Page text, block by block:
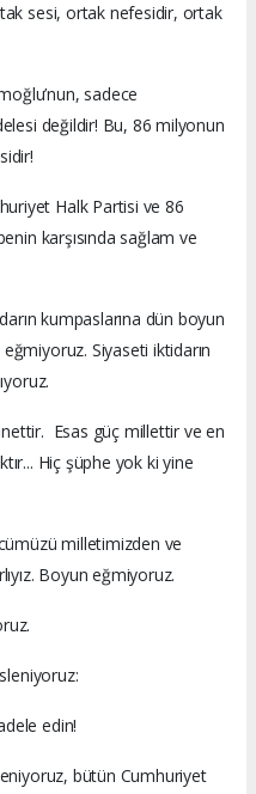
sesi, ortak nefesidir, ortak
sadece
değildir! Bu, 86 milyonun
Halk Partisi ve 86
karşısında sağlam ve
kumpaslarına dün boyun
Siyaseti iktidarın
Esas güç millettir ve en
Hiç şüphe yok ki yine
milletimizden ve
Boyun eğmiyoruz.
edin!
bütün Cumhuriyet